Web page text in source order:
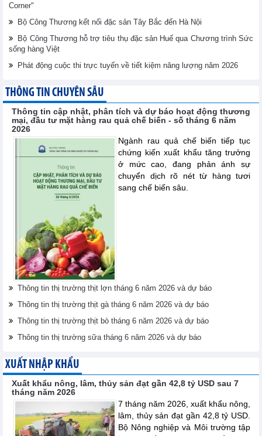
Corner"
Bộ Công Thương kết nối đặc sản Tây Bắc đến Hà Nội
Bộ Công Thương hỗ trợ tiêu thụ đặc sản Huế qua Chương trình Sức
sống hàng Việt
Phát động cuộc thi trực tuyến về tiết kiệm năng lượng năm 2026
THÔNG TIN CHUYÊN SÂU
Thông tin cập nhật, phân tích và dự báo hoạt động thương
mại, đầu tư mặt hàng rau quả chế biến - số tháng 6 năm
2026
Ngành rau quả chế biến tiếp tục
chứng kiến xuất khẩu tăng trưởng
ở mức cao, đang phản ánh sự
chuyển dịch rõ nét từ hàng tươi
sang chế biến sâu.
Thông tin thị trường thịt lợn tháng 6 năm 2026 và dự báo
Thông tin thị trường thịt gà tháng 6 năm 2026 và dự báo
Thông tin thị trường thịt bò tháng 6 năm 2026 và dự báo
Thông tin thị trường sữa tháng 6 năm 2026 và dự báo
XUẤT NHẬP KHẨU
Xuất khẩu nông, lâm, thủy sản đạt gần 42,8 tỷ USD sau 7
tháng năm 2026
7 tháng năm 2026, xuất khẩu nông,
lâm, thủy sản đạt gần 42,8 tỷ USD.
Bộ Nông nghiệp và Môi trường tập